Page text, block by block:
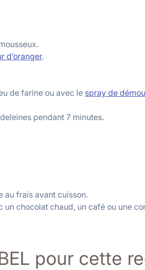
d’oranger.
de farine ou avec le spray de
pendant 7 minutes.
au frais avant cuisson.
chocolat chaud, un café ou une
pour cette